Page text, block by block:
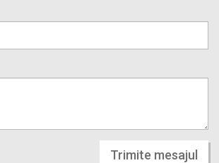
Trimite mesajul